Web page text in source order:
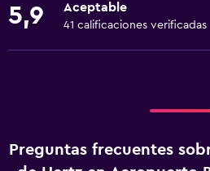
5,9 Aceptable
41 calificaciones verificadas
Preguntas frecuentes